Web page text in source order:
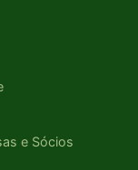
e Sócios